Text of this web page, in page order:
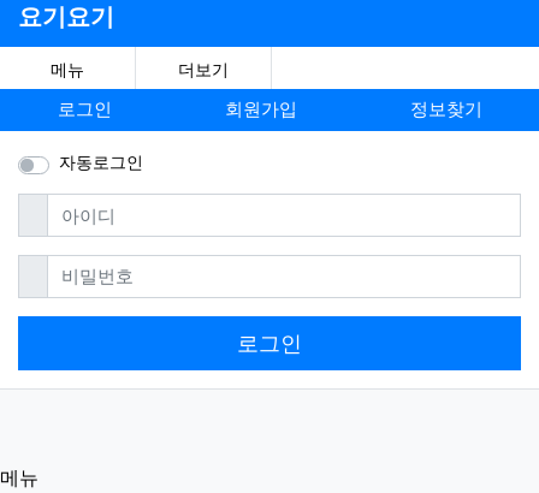
요기요기
메뉴 더보기
로그인 회원가입 정보찾기
자동로그인
아이디필수
비밀번호필수
로그인
메뉴